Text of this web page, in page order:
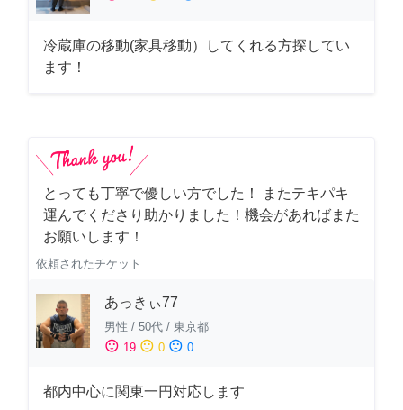
冷蔵庫の移動(家具移動）してくれる方探してい
ます！
とっても丁寧で優しい方でした！ またテキパキ
運んでくださり助かりました！機会があればまた
お願いします！
依頼されたチケット
あっきぃ77
男性 / 50代 / 東京都
sentiment_satisfied 19 sentiment_neutral 0 sentiment_dissatisfied 0
都内中心に関東一円対応します